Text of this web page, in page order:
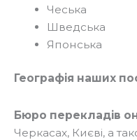
Чеська
Шведська
Японська
Географія наших
Бюро перекладів
Черкасах, Києві, а